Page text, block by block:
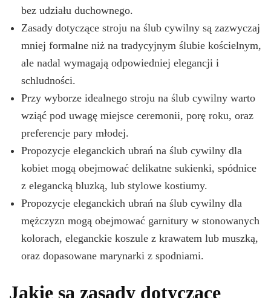
bez udziału duchownego.
Zasady dotyczące stroju na ślub cywilny są zazwyczaj
mniej formalne niż na tradycyjnym ślubie kościelnym,
ale nadal wymagają odpowiedniej elegancji i
schludności.
Przy wyborze idealnego stroju na ślub cywilny warto
wziąć pod uwagę miejsce ceremonii, porę roku, oraz
preferencje pary młodej.
Propozycje eleganckich ubrań na ślub cywilny dla
kobiet mogą obejmować delikatne sukienki, spódnice
z elegancką bluzką, lub stylowe kostiumy.
Propozycje eleganckich ubrań na ślub cywilny dla
mężczyzn mogą obejmować garnitury w stonowanych
kolorach, eleganckie koszule z krawatem lub muszką,
oraz dopasowane marynarki z spodniami.
Jakie są zasady dotyczące